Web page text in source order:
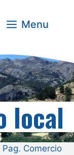
Menu
local
Pag. Comercio